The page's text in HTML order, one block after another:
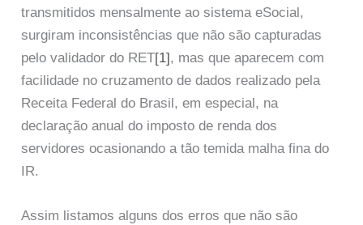
transmitidos mensalmente ao sistema eSocial,
surgiram inconsistências que não são capturadas
pelo validador do RET[1], mas que aparecem com
facilidade no cruzamento de dados realizado pela
Receita Federal do Brasil, em especial, na
declaração anual do imposto de renda dos
servidores ocasionando a tão temida malha fina do
IR.
Assim listamos alguns dos erros que não são